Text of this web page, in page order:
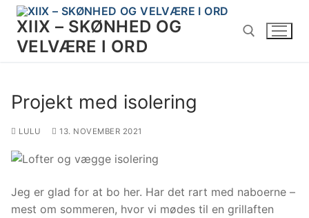
Spring
indhold
XIIX – SKØNHED OG
VELVÆRE I ORD
Projekt med isolering
LULU 13. NOVEMBER 2021
Jeg er glad for at bo her. Har det rart med naboerne –
mest om sommeren, hvor vi mødes til en grillaften